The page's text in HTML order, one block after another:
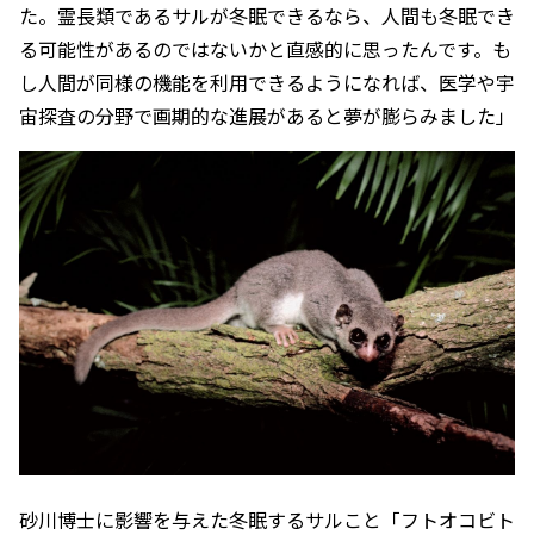
た。霊長類であるサルが冬眠できるなら、人間も冬眠でき
る可能性があるのではないかと直感的に思ったんです。も
し人間が同様の機能を利用できるようになれば、医学や宇
宙探査の分野で画期的な進展があると夢が膨らみました」
砂川博士に影響を与えた冬眠するサルこと「フトオコビト